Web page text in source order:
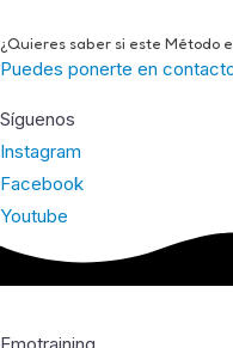
¿Quieres saber si este Método
Puedes ponerte en
Síguenos
Instagram
Facebook
Youtube